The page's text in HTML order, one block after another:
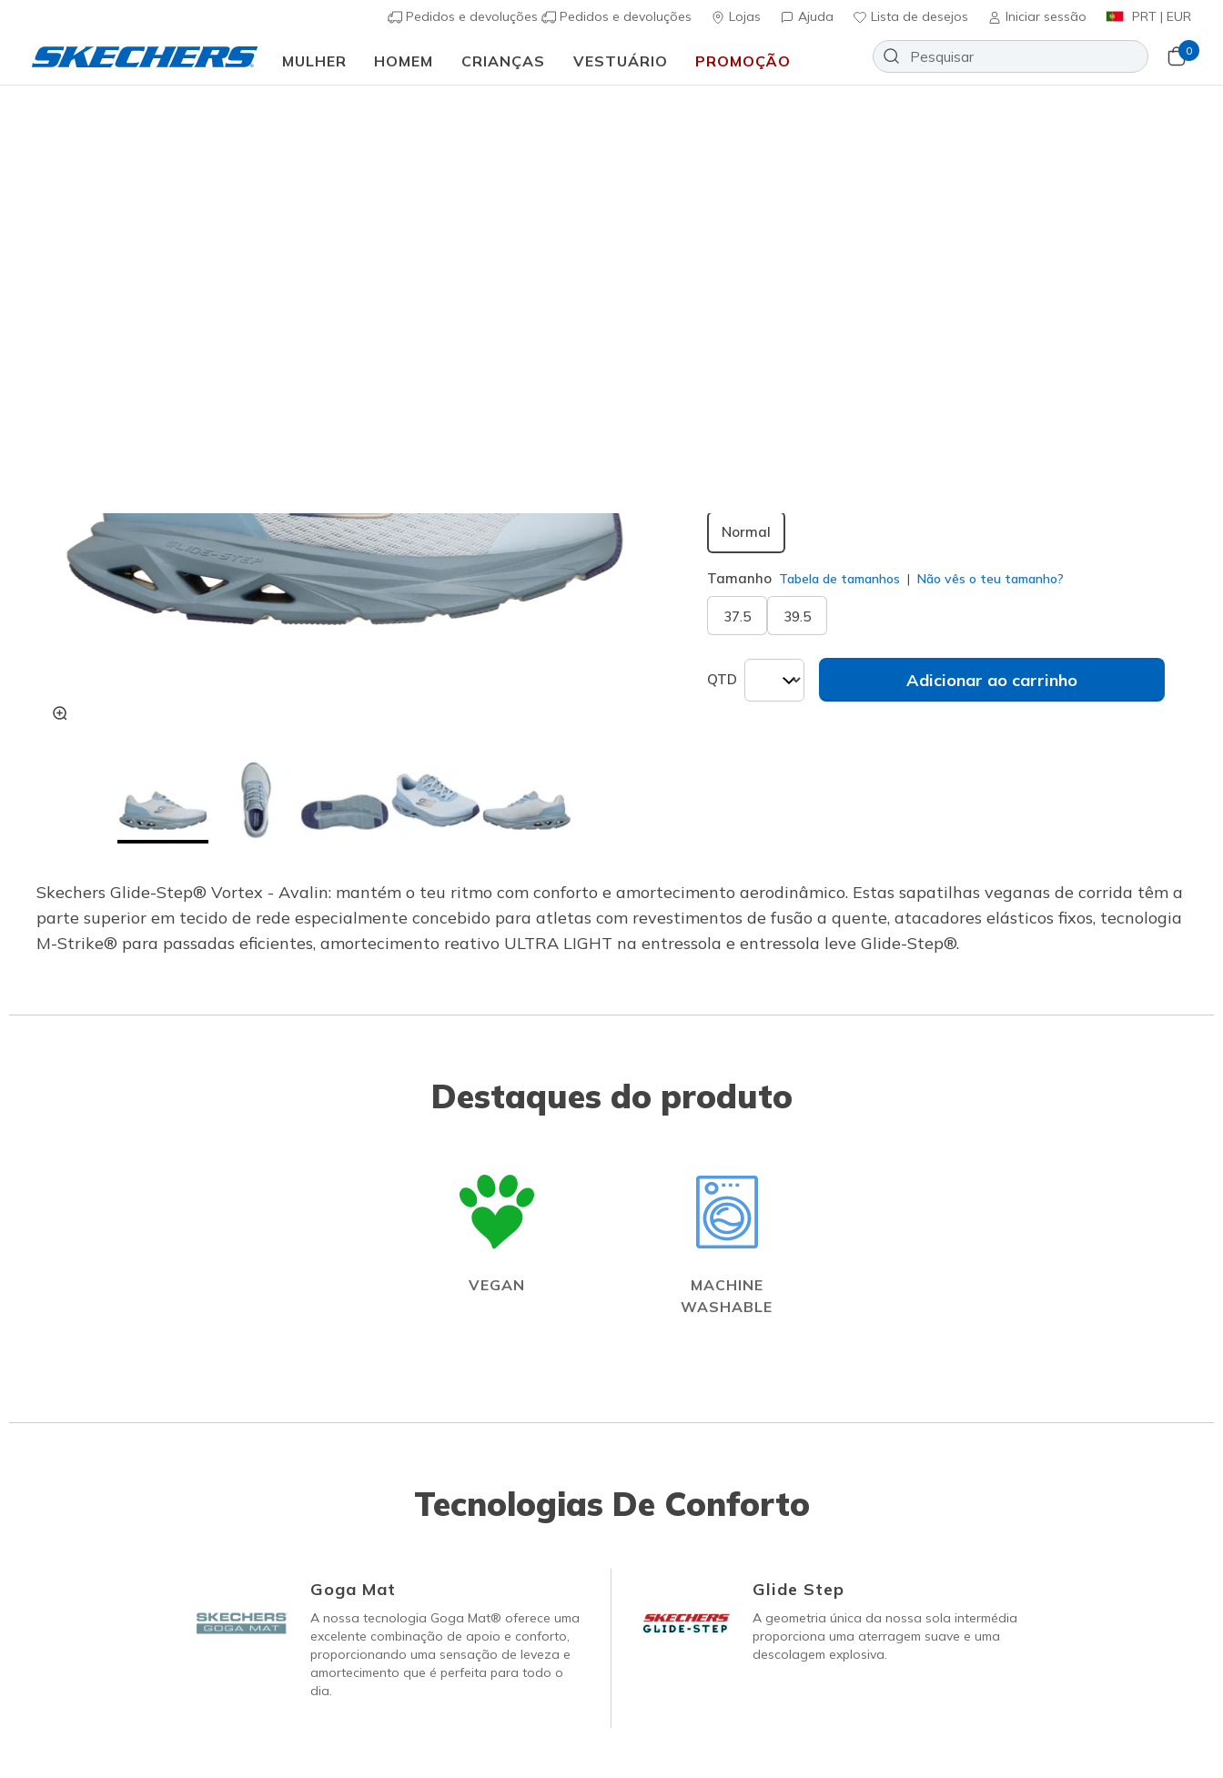
Pedidos e devoluções Pedidos e devoluções Lojas Ajuda Lista de desejos Iniciar sessão PRT | EUR
MULHER HOMEM CRIANÇAS VESTUÁRIO PROMOÇÃO
0
Normal
Tamanho Tabela de tamanhos Não vês o teu tamanho?
37.5 39.5
QTD Adicionar ao carrinho
Skechers Glide-Step® Vortex - Avalin: mantém o teu ritmo com conforto e amortecimento aerodinâmico. Estas sapatilhas veganas de corrida têm a
parte superior em tecido de rede especialmente concebido para atletas com revestimentos de fusão a quente, atacadores elásticos fixos, tecnologia
M-Strike® para passadas eficientes, amortecimento reativo ULTRA LIGHT na entressola e entressola leve Glide-Step®.
Destaques do produto
VEGAN
MACHINE
WASHABLE
Tecnologias De Conforto
Goga Mat
A nossa tecnologia Goga Mat® oferece uma
excelente combinação de apoio e conforto,
proporcionando uma sensação de leveza e
amortecimento que é perfeita para todo o
dia.
Glide Step
A geometria única da nossa sola intermédia
proporciona uma aterragem suave e uma
descolagem explosiva.